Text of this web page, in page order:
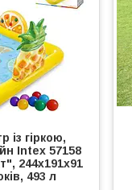
із гіркою,
Intex 57158
244x191x91
493 л